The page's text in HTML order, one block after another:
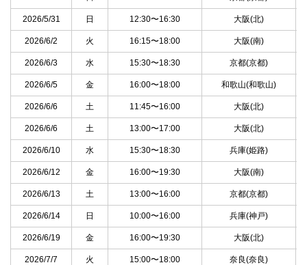
2026/5/31 日 12:30〜16:30 大阪(北)
2026/6/2 火 16:15〜18:00 大阪(南)
2026/6/3 水 15:30〜18:30 京都(京都)
2026/6/5 金 16:00〜18:00 和歌山(和歌山)
2026/6/6 土 11:45〜16:00 大阪(北)
2026/6/6 土 13:00〜17:00 大阪(北)
2026/6/10 水 15:30〜18:30 兵庫(姫路)
2026/6/12 金 16:00〜19:30 大阪(南)
2026/6/13 土 13:00〜16:00 京都(京都)
2026/6/14 日 10:00〜16:00 兵庫(神戸)
2026/6/19 金 16:00〜19:30 大阪(北)
2026/7/7 火 15:00〜18:00 奈良(奈良)